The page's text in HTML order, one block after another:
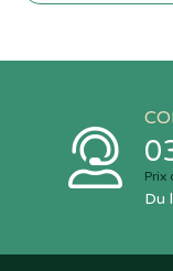
Prix
Du